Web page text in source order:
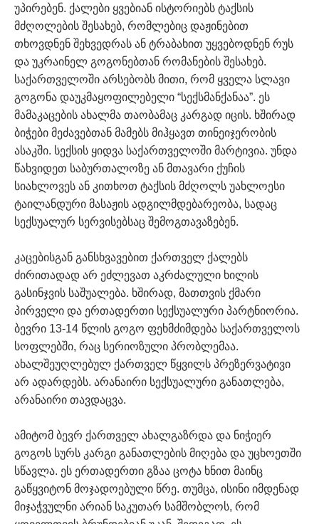
უპირებენ. ქალები ყვებიან ისტორიებს ტაქსის
მძღოლების შესახებ, რომლებიც დაჟინებით
თხოვდნენ შეხვედრას ან ტრაბახით უყვებოდნენ რუს
და უკრაინელ გოგონებთან რომანების შესახებ.
საქართველოში არსებობს მითი, რომ ყველა სლავი
გოგონა დაუკმაყოფილებელი “სექსმანქანაა”. ეს
მამაკაცების ახალმა თაობამაც კარგად იცის. ხშირად
ბიჭები მეძავებთან მამებს მიჰყავთ თინეიჯერობის
ასაკში. სექსის ყიდვა საქართველოში მარტივია. უნდა
წახვიდეთ საბურთალოზე ან მთავარი ქუჩის
სიახლოვეს ან კითხოთ ტაქსის მძღოლს უახლოესი
ტაილანდური მასაჟის ადგილმდებარეობა, სადაც
სექსუალურ სერვისებსაც შემოგთავაზებენ.
კაცებისგან განსხვავებით ქართველ ქალებს
ძირითადად არ ეძლევათ აკრძალული ხილის
გასინჯვის საშუალება. ხშირად, მათთვის ქმარი
პირველი და ერთადერთი სექსუალური პარტნიორია.
ბევრი 13-14 წლის გოგო ფეხმძიმდება საქართველოს
სოფლებში, რაც სერიოზული პრობლემაა.
ახალშეუღლებულ ქართველ წყვილს პრეზერვატივი
არ ადარდებს. არანაირი სექსუალური განათლება,
არანაირი თავდაცვა.
ამიტომ ბევრ ქართველ ახალგაზრდა და ნიჭიერ
გოგოს სურს კარგი განათლების მიღება და უცხოეთში
სწავლა. ეს ერთადერთი გზაა ცოტა ხნით მაინც
გაწყვიტონ მოჯადოებული წრე. თუმცა, ისინი იმდენად
მიჯაჭვულნი არიან საკუთარ სამშობლოს, რომ